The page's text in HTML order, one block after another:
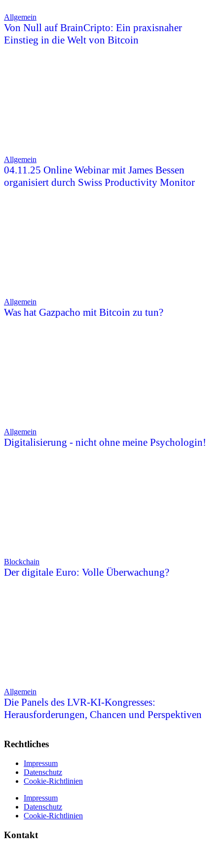
Allgemein
Von Null auf BrainCripto: Ein praxisnaher
Einstieg in die Welt von Bitcoin
Allgemein
04.11.25 Online Webinar mit James Bessen
organisiert durch Swiss Productivity Monitor
Allgemein
Was hat Gazpacho mit Bitcoin zu tun?
Allgemein
Digitalisierung - nicht ohne meine Psychologin!
Blockchain
Der digitale Euro: Volle Überwachung?
Allgemein
Die Panels des LVR-KI-Kongresses:
Herausforderungen, Chancen und Perspektiven
Rechtliches
Impressum
Datenschutz
Cookie-Richtlinien
Impressum
Datenschutz
Cookie-Richtlinien
Kontakt